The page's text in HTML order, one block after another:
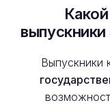
Выпускники